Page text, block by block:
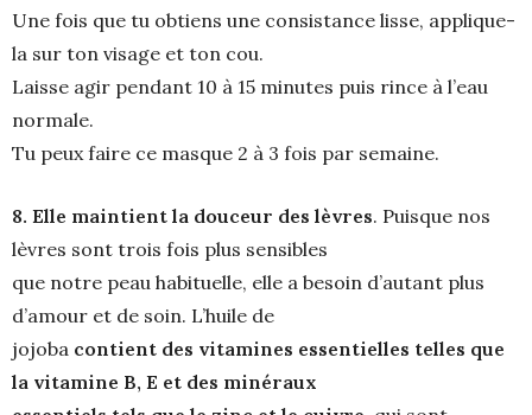
Une fois que tu obtiens une consistance lisse, applique-
la sur ton visage et ton cou.
Laisse agir pendant 10 à 15 minutes puis rince à l’eau
normale.
Tu peux faire ce masque 2 à 3 fois par semaine.
8. Elle maintient la douceur des lèvres. Puisque nos
lèvres sont trois fois plus sensibles
que notre peau habituelle, elle a besoin d’autant plus
d’amour et de soin. L’huile de
jojoba contient des vitamines essentielles telles que
la vitamine B, E et des minéraux